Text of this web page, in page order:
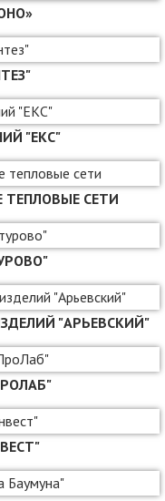
"ЕКС"
ТЕПЛОВЫЕ СЕТИ
"АРЬЕВСКИЙ"